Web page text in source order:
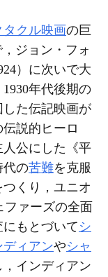
タクル映画の巨
ジョン・フォ
）に次いで大
1930年代後期の
した伝記映画が
説的ヒーロ
公にした《平
代の苦難を克服
くり，ユニオ
ファーズの全面
もとづいて シ
ディアンやシャ
インディアン